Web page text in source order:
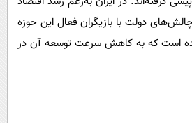
دولت با بازیگران فعال این حوزه
است که به کاهش سرعت توسعه آن در